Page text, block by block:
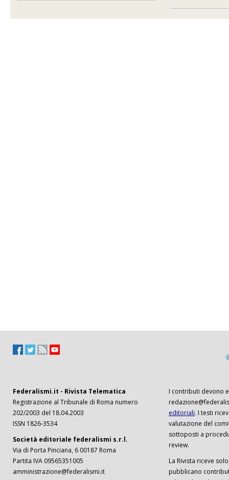
Federalismi.it - Rivista Telematica
Registrazione al Tribunale di Roma numero
202/2003 del 18.04.2003
ISSN 1826-3534
Società editoriale federalismi s.r.l.
Via di Porta Pinciana, 6 00187 Roma
Partita IVA 09565351005
amministrazione@federalismi.it
I contributi devono
editoriali. I testi
valutazione del
sottoposti a
review.
La Rivista riceve
pubblicano